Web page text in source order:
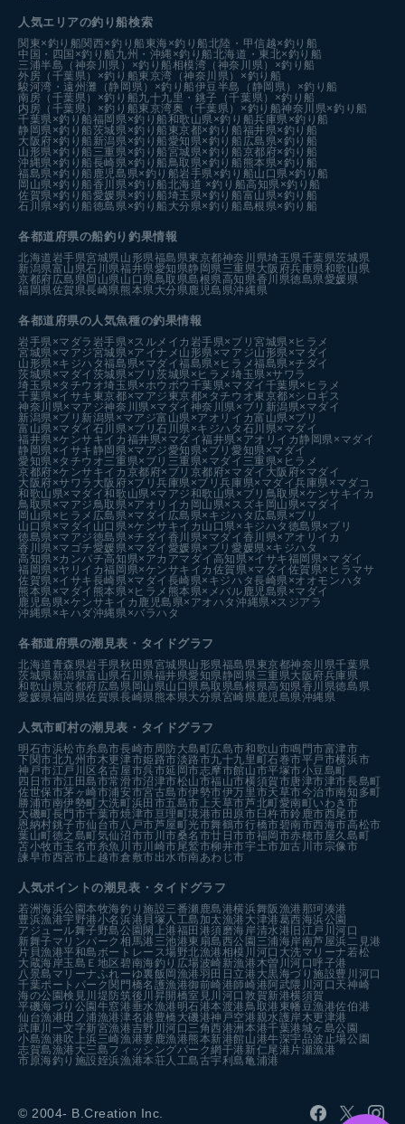
人気エリアの釣り船検索
関東×釣り船関西×釣り船 東海×釣り船北陸・甲信越×釣り船
中国・四国×釣り船 九州・沖縄×釣り船北海道・東北×釣り船
三浦半島（神奈川県）×釣り船相模湾（神奈川県）×釣り船
外房（千葉県）×釣り船東京湾（神奈川県）×釣り船
駿河湾・遠州灘（静岡県）×釣り船伊豆半島（静岡県）×釣り船
南房（千葉県）×釣り船九十九里・銚子（千葉県）×釣り船
内房（千葉県）×釣り船東京湾奥（千葉県）×釣り船神奈川県×釣り船
千葉県×釣り船福岡県×釣り船和歌山県×釣り船兵庫県×釣り船
静岡県×釣り船茨城県×釣り船 東京都×釣り船福井県×釣り船
大阪府×釣り船 新潟県×釣り船愛知県×釣り船 広島県×釣り船
山形県×釣り船 三重県×釣り船宮城県×釣り船京都府×釣り船
沖縄県×釣り船長崎県×釣り船鳥取県×釣り船 熊本県×釣り船
福島県×釣り船 鹿児島県×釣り船岩手県×釣り船山口県×釣り船
岡山県×釣り船香川県×釣り船北海道 ×釣り船高知県×釣り船
佐賀県×釣り船愛媛県×釣り船埼玉県×釣り船富山県×釣り船
石川県×釣り船徳島県×釣り船 大分県×釣り船島根県×釣り船
各都道府県の船釣り釣果情報
北海道岩手県宮城県山形県福島県東京都神奈川県埼玉県千葉県茨城県
新潟県富山県石川県福井県愛知県静岡県三重県大阪府兵庫県和歌山県
京都府広島県岡山県山口県鳥取県島根県高知県香川県徳島県愛媛県
福岡県佐賀県長崎県熊本県大分県鹿児島県沖縄県
各都道府県の人気魚種の釣果情報
岩手県×マダラ 岩手県×スルメイカ 岩手県×ブリ宮城県×ヒラメ
宮城県×マアジ宮城県×アイナメ 山形県×マアジ山形県×マダイ
山形県×キジハタ福島県×マダイ福島県×ヒラメ福島県×チダイ
茨城県×マダイ 茨城県×ブリ茨城県×ヒラメ埼玉県×サワラ
埼玉県×タチウオ埼玉県×ホウボウ 千葉県×マダイ 千葉県×ヒラメ
千葉県×イサキ 東京都×マアジ 東京都×タチウオ東京都×シロギス
神奈川県×マアジ神奈川県×マダイ 神奈川県×ブリ 新潟県×マダイ
新潟県×ブリ 新潟県×マアジ富山県×アオリイカ富山県×ブリ
富山県×マダイ 石川県×ブリ石川県×キジハタ 石川県×マダイ
福井県×ケンサキイカ 福井県×マダイ福井県×アオリイカ 静岡県×マダイ
静岡県×イサキ 静岡県×マアジ愛知県×ブリ愛知県×マダイ
愛知県×タチウオ三重県×ブリ 三重県×マダイ 三重県×ヒラメ
京都府×ケンサキイカ 京都府×ブリ 京都府×マダイ 大阪府×マダイ
大阪府×サワラ 大阪府×ブリ兵庫県×ブリ兵庫県×マダイ兵庫県×マダコ
和歌山県×マダイ和歌山県×マアジ和歌山県×ブリ 鳥取県×ケンサキイカ
鳥取県×マアジ鳥取県×アオリイカ 岡山県×スズキ 岡山県×マダイ
岡山県×ヒラメ 広島県×マダイ 広島県×キジハタ 広島県×ブリ
山口県×マダイ 山口県×ケンサキイカ 山口県×キジハタ 徳島県×ブリ
徳島県×マアジ徳島県×チダイ 香川県×マダイ 香川県×アオリイカ
香川県×マゴチ愛媛県×マダイ 愛媛県×ブリ愛媛県×キジハタ
高知県×カンパチ高知県×アカアマダイ 高知県×イサキ福岡県×マダイ
福岡県×ヤリイカ福岡県×ケンサキイカ 佐賀県×マダイ 佐賀県×ヒラマサ
佐賀県×イサキ長崎県×マダイ 長崎県×キジハタ長崎県×オオモンハタ
熊本県×マダイ 熊本県×ヒラメ 熊本県×メバル鹿児島県×マダイ
鹿児島県×ケンサキイカ 鹿児島県×アオハタ沖縄県×スジアラ
沖縄県×キハダ沖縄県×バラハタ
各都道府県の潮見表 ・タイドグラフ
北海道青森県岩手県秋田県宮城県山形県福島県東京都神奈川県千葉県
茨城県新潟県富山県石川県福井県愛知県静岡県三重県大阪府兵庫県
和歌山県京都府広島県 岡山県山口県鳥取県島根県高知県香川県徳島県
愛媛県福岡県佐賀県長崎県熊本県大分県宮崎県鹿児島県沖縄県
人気市町村の潮見表・タイドグラフ
明石市浜松市糸島市長崎市周防大島町広島市和歌山市鳴門市富津市
下関市北九州市木更津市姫路市淡路市九十九里町石巻市平戸市横浜市
神戸市江戸川区 名古屋市呉市延岡市志摩市館山市平塚市小豆島町
四日市市江田島市常滑市沼津市松山市福山市横須賀市唐津市津市長島町
佐世保市茅ヶ崎市浦安市宮古島市伊勢市伊万里市天草市今治市南知多町
勝浦市南伊勢町大洗町浜田市五島市 上天草市芦北町愛南町いわき市
大磯町長門市千葉市焼津市亘理町境港市 田原市 臼杵市鈴鹿市西尾市
恩納村銚子市仙台市八戸市芦屋町光市舞鶴市行橋市碧南市西海市高松市
葉山町徳之島町気仙沼市市川市桑名市廿日市市福岡市赤穂市屋久島町
苫小牧市玉名市糸魚川市川崎市尾鷲市柳井市宇土市加古川市宗像市
諫早市西宮市 上越市倉敷市出水市南あわじ市
人気ポイントの潮見表・タイドグラフ
若洲海浜公園本牧海釣り施設三番瀬 鹿島港横浜舞阪漁港 那珂湊港
豊浜漁港宇野港小名浜港 貝塚人工島 加太漁港 大津港葛西海浜公園
アジュール舞子野島公園 閖上港福田港須磨海岸清水港 旧江戸川河口
新舞子マリンパーク 相馬港 三池港東扇島西公園 三浦海岸南芦屋浜二見港
片貝漁港平和島ボートレース場野北漁港相模川河口 大洗マリーナ若松
大蔵海岸玉島Ｅ地区 碧南海釣り広場波崎新漁港木曽川河口 呼子港
八景島マリーナふれーゆ裏飯岡漁港羽田 日立港 大黒海づり施設豊川河口
千葉ポートパーク 関門橋名護漁港御前崎港師崎港 阿武隈川河口 天神崎
海の公園検見川堤防筑後川昇開橋室見川河口敦賀新港横須賀
平磯海づり公園 牛窓港垂水漁港 明石港本渡港鳥取港 東幡豆漁港佐伯港
仙台漁港 田ノ浦漁港津名港 豊橋 大磯港神戸空港親水護岸木更津港
武庫川一文字新宮漁港吉野川河口 三角西港洲本港千葉港城ヶ島公園
小島漁港吹上浜三崎漁港妻鹿漁港熊本新港館山港牛深宇品波止場公園
志賀島漁港 大三島フィッシングパーク網干港 新仁尾港 片瀬漁港
市原海釣り施設姪浜漁港本荘人工島古宇利島亀浦港
© 2004- B.Creation Inc.